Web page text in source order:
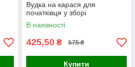
Вудка на карася для
початківця у зборі
В наявності
425,50 ₴ 575 ₴
Купити